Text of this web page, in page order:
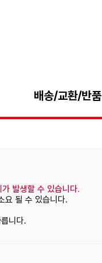
배송/교환/반품
발생할 수 있습니다.
요 될 수 있습니다.
니다.